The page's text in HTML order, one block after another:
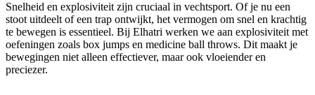
Snelheid en explosiviteit zijn cruciaal in vechtsport. Of je nu een
stoot uitdeelt of een trap ontwijkt, het vermogen om snel en krachtig
te bewegen is essentieel. Bij Elhatri werken we aan explosiviteit met
oefeningen zoals box jumps en medicine ball throws. Dit maakt je
bewegingen niet alleen effectiever, maar ook vloeiender en
preciezer.